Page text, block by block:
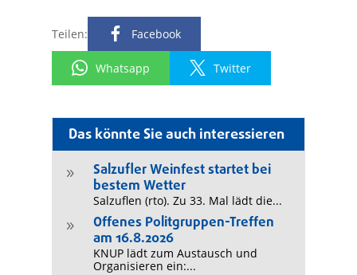
Das könnte Sie auch interessieren
9
Salzufler Weinfest startet bei
bestem Wetter
Salzuflen (rto). Zu 33. Mal lädt die...
9
Offenes Politgruppen-Treffen
am 16.8.2026
KNUP lädt zum Austausch und
Organisieren ein:...
Teilen: Facebook
Whatsapp Twitter